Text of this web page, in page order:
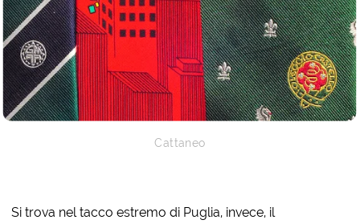
Cattaneo
Si trova nel tacco estremo di Puglia, invece, il